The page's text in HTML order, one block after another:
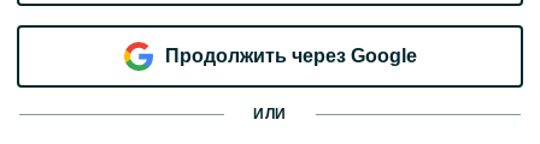
Продолжить через Google
ИЛИ